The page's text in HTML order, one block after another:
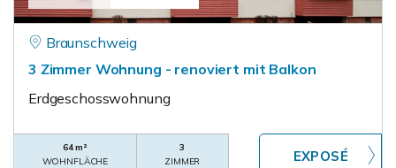
Braunschweig
3 Zimmer Wohnung - renoviert mit Balkon
Erdgeschosswohnung
64 m²
WOHNFLÄCHE
3
ZIMMER